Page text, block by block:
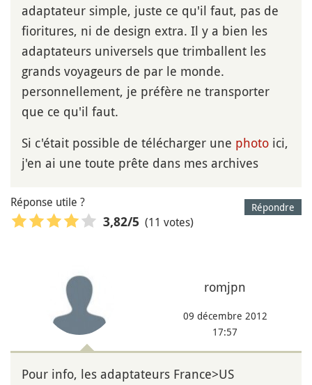
adaptateur simple, juste ce qu'il faut, pas de
fioritures, ni de design extra. Il y a bien les
adaptateurs universels que trimballent les
grands voyageurs de par le monde.
personnellement, je préfère ne transporter
que ce qu'il faut.
Si c'était possible de télécharger une photo ici,
j'en ai une toute prête dans mes archives
Répondre
Réponse utile ?
3,82/5 (11 votes)
romjpn
09 décembre 2012
17:57
Pour info, les adaptateurs France>US